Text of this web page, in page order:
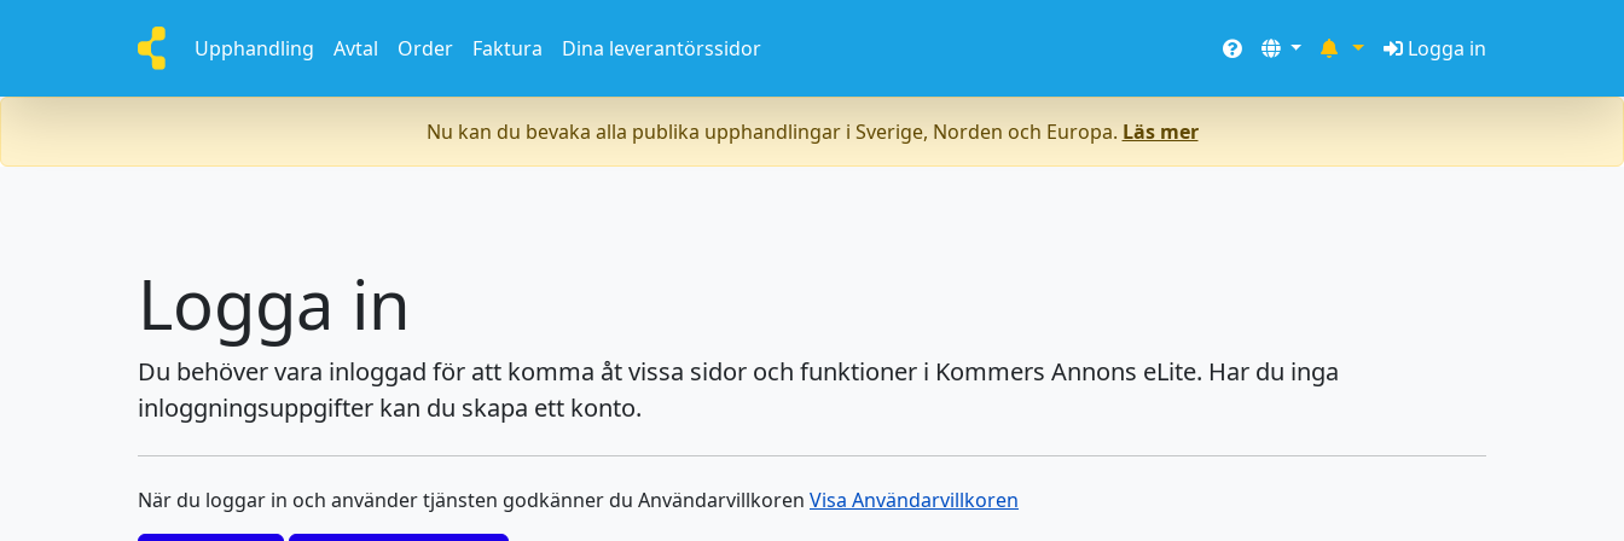
Upphandling Avtal Order Faktura Dina leverantörssidor Logga in
Nu kan du bevaka alla publika upphandlingar i Sverige, Norden och Europa. Läs mer
Logga in
Du behöver vara inloggad för att komma åt vissa sidor och funktioner i Kommers Annons eLite. Har du inga
inloggningsuppgifter kan du skapa ett konto.
När du loggar in och använder tjänsten godkänner du Användarvillkoren Visa Användarvillkoren